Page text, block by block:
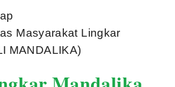
Masyarakat Lingkar
MANDALIKA)